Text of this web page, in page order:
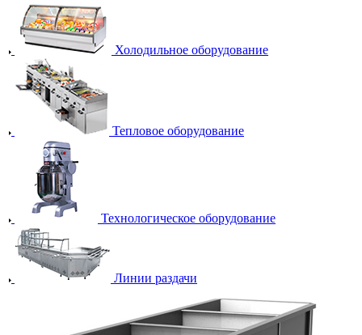
Холодильное оборудование
Тепловое оборудование
Технологическое оборудование
Линии раздачи